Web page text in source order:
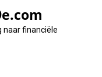
naar financiële